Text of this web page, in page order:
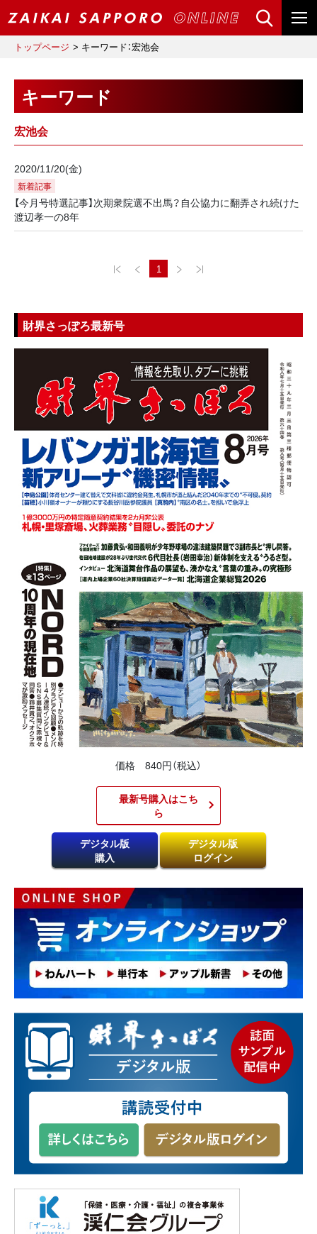
トップページ キーワード：宏池会
キーワード
宏池会
2020/11/20(金)
新着記事
【今月号特選記事】次期衆院選不出馬？自公協力に翻弄され続けた
渡辺孝一の8年
1
財界さっぽろ最新号
価格 840円（税込）
最新号購入はこち
ら​
デジタル版
購入
デジタル版
ログイン